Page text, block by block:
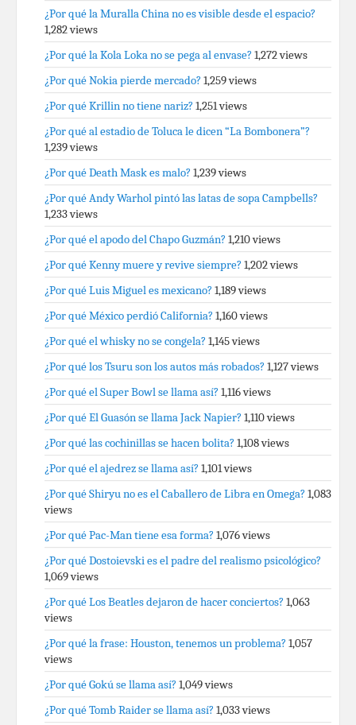
¿Por qué la Muralla China no es visible desde el espacio?
1,282 views
¿Por qué la Kola Loka no se pega al envase? 1,272 views
¿Por qué Nokia pierde mercado? 1,259 views
¿Por qué Krillin no tiene nariz? 1,251 views
¿Por qué al estadio de Toluca le dicen “La Bombonera”?
1,239 views
¿Por qué Death Mask es malo? 1,239 views
¿Por qué Andy Warhol pintó las latas de sopa Campbells?
1,233 views
¿Por qué el apodo del Chapo Guzmán? 1,210 views
¿Por qué Kenny muere y revive siempre? 1,202 views
¿Por qué Luis Miguel es mexicano? 1,189 views
¿Por qué México perdió California? 1,160 views
¿Por qué el whisky no se congela? 1,145 views
¿Por qué los Tsuru son los autos más robados? 1,127 views
¿Por qué el Super Bowl se llama así? 1,116 views
¿Por qué El Guasón se llama Jack Napier? 1,110 views
¿Por qué las cochinillas se hacen bolita? 1,108 views
¿Por qué el ajedrez se llama así? 1,101 views
¿Por qué Shiryu no es el Caballero de Libra en Omega? 1,083
views
¿Por qué Pac-Man tiene esa forma? 1,076 views
¿Por qué Dostoievski es el padre del realismo psicológico?
1,069 views
¿Por qué Los Beatles dejaron de hacer conciertos? 1,063
views
¿Por qué la frase: Houston, tenemos un problema? 1,057
views
¿Por qué Gokú se llama así? 1,049 views
¿Por qué Tomb Raider se llama así? 1,033 views